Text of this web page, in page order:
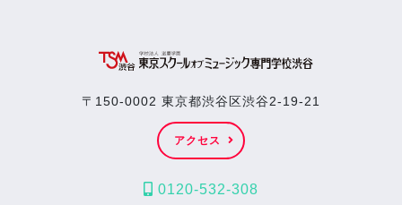
〒150-0002 東京都渋谷区渋谷2-19-21
アクセス
0120-532-308